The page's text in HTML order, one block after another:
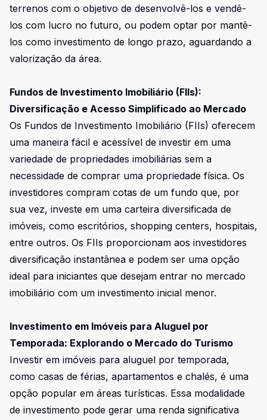
terrenos com o objetivo de desenvolvê-los e vendê-
los com lucro no futuro, ou podem optar por mantê-
los como investimento de longo prazo, aguardando a
valorização da área.
Fundos de Investimento Imobiliário (FIIs):
Diversificação e Acesso Simplificado ao Mercado
Os Fundos de Investimento Imobiliário (FIIs) oferecem
uma maneira fácil e acessível de investir em uma
variedade de propriedades imobiliárias sem a
necessidade de comprar uma propriedade física. Os
investidores compram cotas de um fundo que, por
sua vez, investe em uma carteira diversificada de
imóveis, como escritórios, shopping centers, hospitais,
entre outros. Os FIIs proporcionam aos investidores
diversificação instantânea e podem ser uma opção
ideal para iniciantes que desejam entrar no mercado
imobiliário com um investimento inicial menor.
Investimento em Imóveis para Aluguel por
Temporada: Explorando o Mercado do Turismo
Investir em imóveis para aluguel por temporada,
como casas de férias, apartamentos e chalés, é uma
opção popular em áreas turísticas. Essa modalidade
de investimento pode gerar uma renda significativa